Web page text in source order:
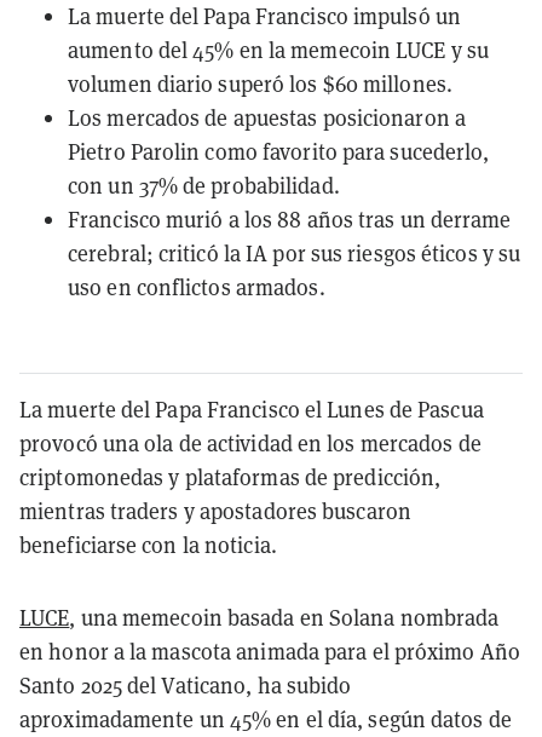
La muerte del Papa Francisco impulsó un
aumento del 45% en la memecoin LUCE y su
volumen diario superó los $60 millones.
Los mercados de apuestas posicionaron a
Pietro Parolin como favorito para sucederlo,
con un 37% de probabilidad.
Francisco murió a los 88 años tras un derrame
cerebral; criticó la IA por sus riesgos éticos y su
uso en conflictos armados.
La muerte del Papa Francisco el Lunes de Pascua
provocó una ola de actividad en los mercados de
criptomonedas y plataformas de predicción,
mientras traders y apostadores buscaron
beneficiarse con la noticia.
LUCE, una memecoin basada en Solana nombrada
en honor a la mascota animada para el próximo Año
Santo 2025 del Vaticano, ha subido
aproximadamente un 45% en el día, según datos de